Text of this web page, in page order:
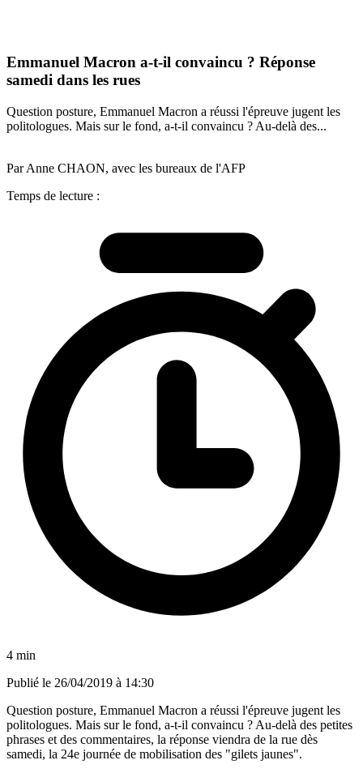
Emmanuel Macron a-t-il convaincu ? Réponse
samedi dans les rues
Question posture, Emmanuel Macron a réussi l'épreuve jugent les
politologues. Mais sur le fond, a-t-il convaincu ? Au-delà des...
Par Anne CHAON, avec les bureaux de l'AFP
Temps de lecture :
4 min
Publié le 26/04/2019 à 14:30
Question posture, Emmanuel Macron a réussi l'épreuve jugent les
politologues. Mais sur le fond, a-t-il convaincu ? Au-delà des petites
phrases et des commentaires, la réponse viendra de la rue dès
samedi, la 24e journée de mobilisation des "gilets jaunes".